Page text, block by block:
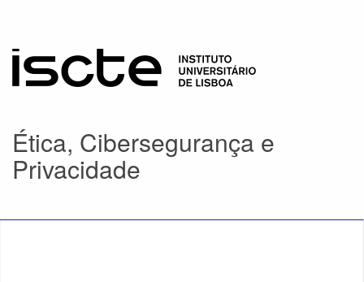
Ética, Cibersegurança e
Privacidade